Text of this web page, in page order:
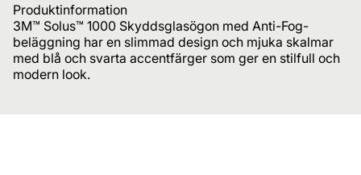
Produktinformation
3M™ Solus™ 1000 Skyddsglasögon med Anti-Fog-
beläggning har en slimmad design och mjuka skalmar
med blå och svarta accentfärger som ger en stilfull och
modern look.